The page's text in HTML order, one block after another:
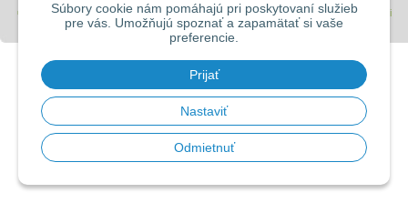
Súbory cookie nám pomáhajú pri poskytovaní služieb
pre vás. Umožňujú spoznať a zapamätať si vaše
preferencie.
Prijať
Nastaviť
Odmietnuť
© 2026 Stavebniny - DUMA •tvorba eshopu cez UNIobchod,webhostingspoločnosti
WEBYGROUP